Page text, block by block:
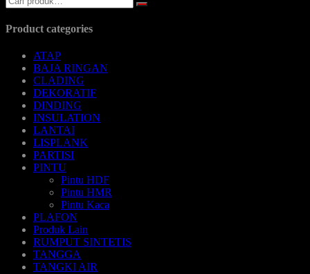
Product categories
ATAP
BAJA RINGAN
CLADING
DEKORATIF
DINDING
INSULATION
LANTAI
LISPLANK
PARTISI
PINTU
Pintu HDF
Pintu HMR
Pintu Kaca
PLAFON
Produk Lain
RUMPUT SINTETIS
TANGGA
TANGKI AIR